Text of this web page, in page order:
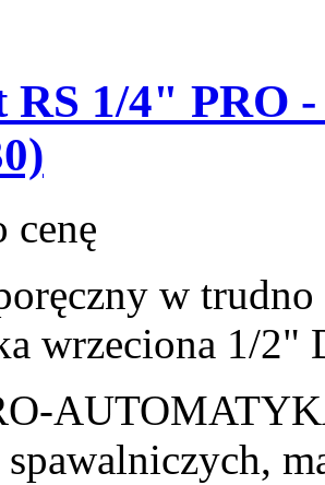
1/4" PRO
cenę
w
wrzeciona 1/2"
spawalniczych,